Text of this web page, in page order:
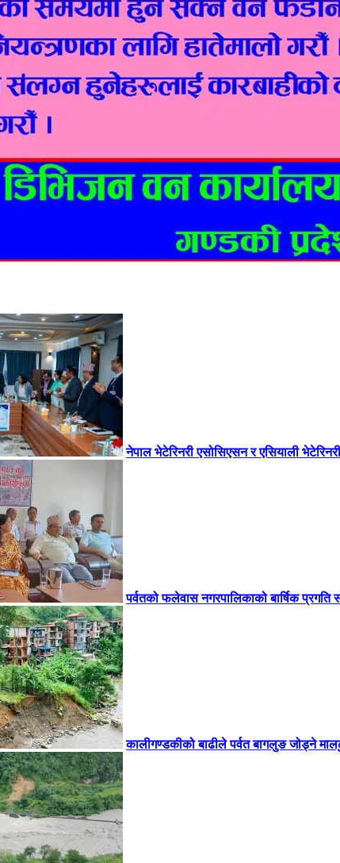
नेपाल भेटेरिनरी एसोसिएसन र एसियाली
पर्वतको फलेवास नगरपालिकाको बार्षिक प्रगति
कालीगण्डकीको बाढीले पर्वत बागलुङ जोड्ने